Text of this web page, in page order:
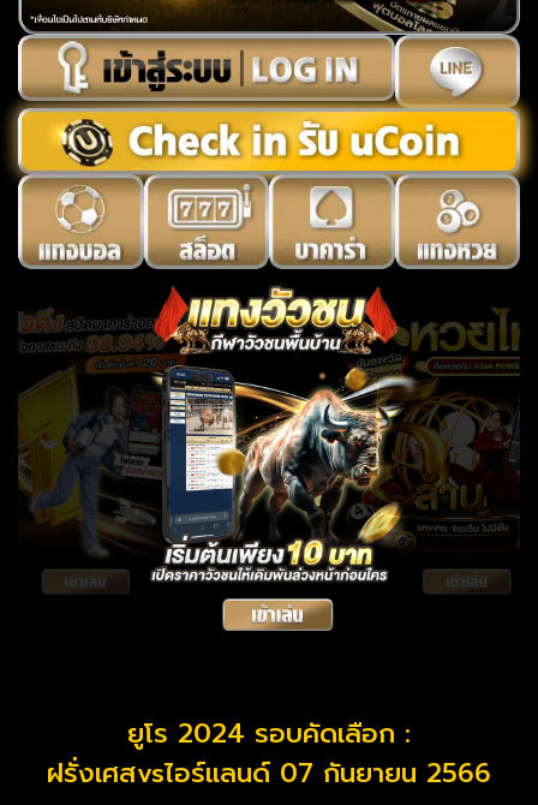
ยูโร 2024 รอบคัดเลือก :
ฝรั่งเศสvsไอร์แลนด์ 07 กันยายน 2566